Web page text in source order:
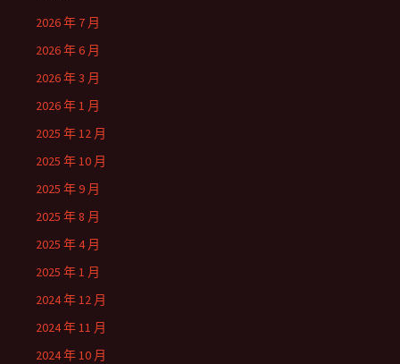
2026 年 7 月
2026 年 6 月
2026 年 3 月
2026 年 1 月
2025 年 12 月
2025 年 10 月
2025 年 9 月
2025 年 8 月
2025 年 4 月
2025 年 1 月
2024 年 12 月
2024 年 11 月
2024 年 10 月